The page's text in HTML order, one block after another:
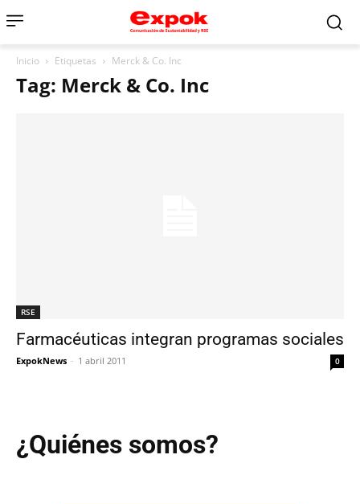
Inicio Etiquetas Merck & Co. Inc
Tag: Merck & Co. Inc
RSE
Farmacéuticas integran programas sociales
ExpokNews - 1 abril 2011 0
¿Quiénes somos?